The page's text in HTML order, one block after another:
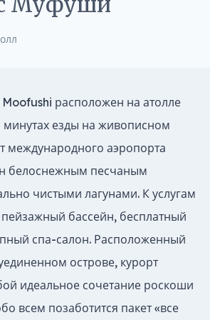
расположен на атолле
езды на живописном
международного аэропорта
белоснежным песчаным
чистыми лагунами. К услугам
пейзажный бассейн, бесплатный
спа-салон. Расположенный
острове, курорт
идеальное сочетание роскоши
всем позаботится пакет «все